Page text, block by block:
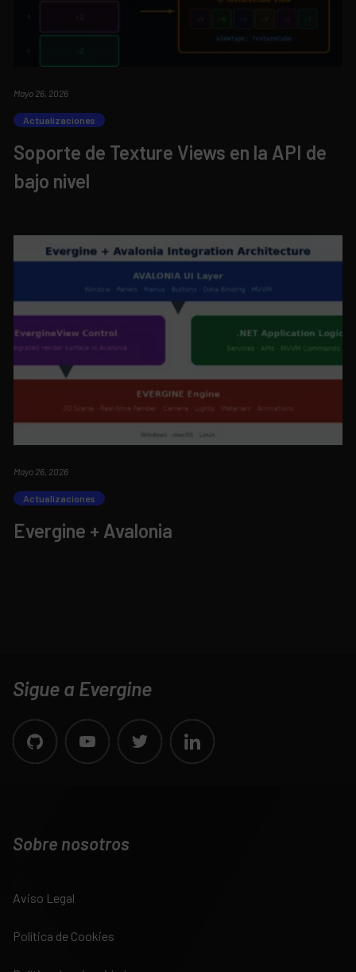
Mayo 26, 2026
Actualizaciones
Soporte de Texture Views en la API de
bajo nivel
Mayo 26, 2026
Actualizaciones
Evergine + Avalonia
Sigue a Evergine
Sobre nosotros
Aviso Legal
Política de Cookies